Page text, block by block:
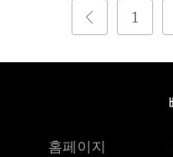
1
홈페이지